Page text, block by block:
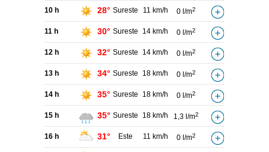
10 h 28° Sureste 11 km/h 0 l/m2
11 h 30° Sureste 14 km/h 0 l/m2
12 h 32° Sureste 14 km/h 0 l/m2
13 h 34° Sureste 18 km/h 0 l/m2
14 h 35° Sureste 18 km/h 0 l/m2
15 h 35° Sureste 18 km/h 1,3 l/m2
16 h 31° Este 11 km/h 0 l/m2